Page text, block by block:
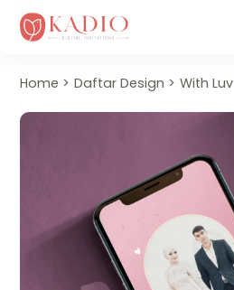
Home Daftar Design With Luv